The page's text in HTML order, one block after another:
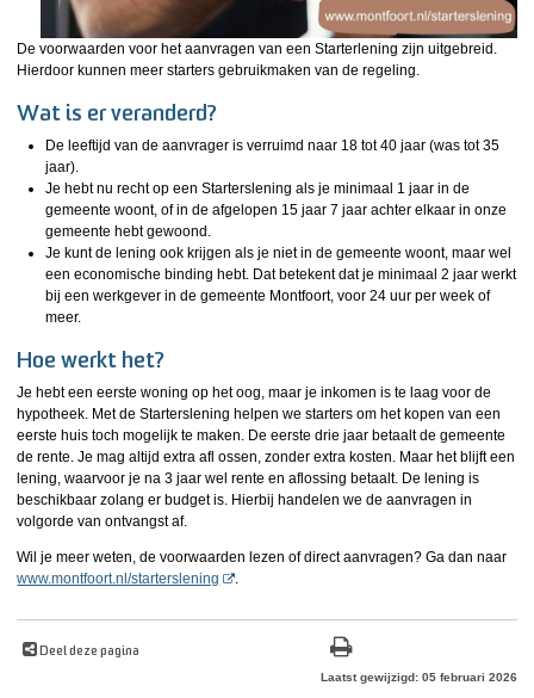
De voorwaarden voor het aanvragen van een Starterlening zijn uitgebreid.
Hierdoor kunnen meer starters gebruikmaken van de regeling.
Wat is er veranderd?
De leeftijd van de aanvrager is verruimd naar 18 tot 40 jaar (was tot 35
jaar).
Je hebt nu recht op een Starterslening als je minimaal 1 jaar in de
gemeente woont, of in de afgelopen 15 jaar 7 jaar achter elkaar in onze
gemeente hebt gewoond.
Je kunt de lening ook krijgen als je niet in de gemeente woont, maar wel
een economische binding hebt. Dat betekent dat je minimaal 2 jaar werkt
bij een werkgever in de gemeente Montfoort, voor 24 uur per week of
meer.
Hoe werkt het?
Je hebt een eerste woning op het oog, maar je inkomen is te laag voor de
hypotheek. Met de Starterslening helpen we starters om het kopen van een
eerste huis toch mogelijk te maken. De eerste drie jaar betaalt de gemeente
de rente. Je mag altijd extra afl ossen, zonder extra kosten. Maar het blijft een
lening, waarvoor je na 3 jaar wel rente en aflossing betaalt. De lening is
beschikbaar zolang er budget is. Hierbij handelen we de aanvragen in
volgorde van ontvangst af.
Wil je meer weten, de voorwaarden lezen of direct aanvragen? Ga dan naar
www.montfoort.nl/starterslening
.
Deel deze pagina
Laatst gewijzigd: 05 februari 2026